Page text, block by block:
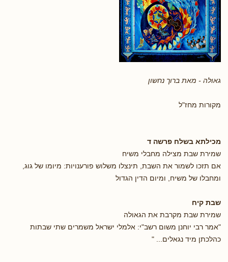
גאולה - מאת ברוך נחשון
מקורות מחז"ל
מכילתא בשלח פרשה ד
שמירת שבת מצילה מחבלי משיח
אם תזכו לשמור את השבת, תינצלו משלוש פורענויות: מיומו של גוג,
ומחבלו של משיח, ומיום הדין הגדול
שבת קיח
שמירת שבת מקרבת את הגאולה
"אמר רבי יוחנן משום רשב"י: אלמלי ישראל משמרים שתי שבתות
כהלכתן מיד נגאלים... "